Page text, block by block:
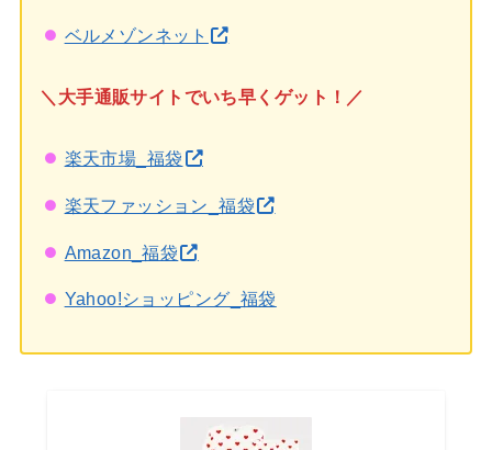
ベルメゾンネット
＼大手通販サイトでいち早くゲット！／
楽天市場_福袋
楽天ファッション_福袋
Amazon_福袋
Yahoo!ショッピング_福袋